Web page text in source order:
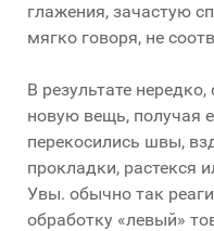
глажения, зачастую
мягко говоря, не
В результате
новую вещь, получая
перекосились швы,
прокладки, растекся
Увы. обычно так
обработку «левый»